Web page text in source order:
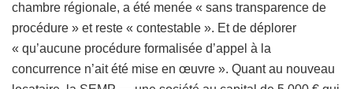
chambre régionale, a été menée « sans transparence de
procédure » et reste « contestable ». Et de déplorer
« qu’aucune procédure formalisée d’appel à la
concurrence n’ait été mise en œuvre ». Quant au nouveau